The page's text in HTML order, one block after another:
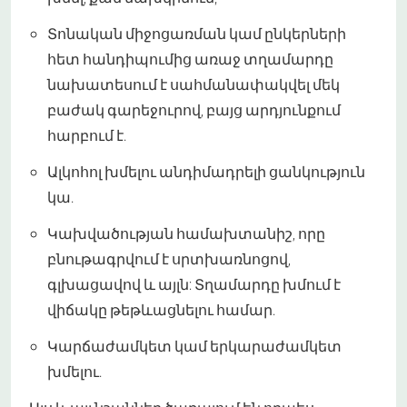
Տոնական միջոցառման կամ ընկերների
հետ հանդիպումից առաջ տղամարդը
նախատեսում է սահմանափակվել մեկ
բաժակ գարեջուրով, բայց արդյունքում
հարբում է.
Ալկոհոլ խմելու անդիմադրելի ցանկություն
կա.
Կախվածության համախտանիշ, որը
բնութագրվում է սրտխառնոցով,
գլխացավով և այլն: Տղամարդը խմում է
վիճակը թեթևացնելու համար.
Կարճաժամկետ կամ երկարաժամկետ
խմելու.